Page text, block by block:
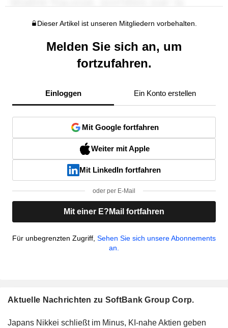
Dieser Artikel ist unseren Mitgliedern vorbehalten.
Melden Sie sich an, um
fortzufahren.
Einloggen Ein Konto erstellen
Mit Google fortfahren
Weiter mit Apple
Mit LinkedIn fortfahren
oder per E-Mail
Mit einer E?Mail fortfahren
Für unbegrenzten Zugriff, Sehen Sie sich unsere Abonnements
an.
Aktuelle Nachrichten zu SoftBank Group Corp.
Japans Nikkei schließt im Minus, KI-nahe Aktien geben